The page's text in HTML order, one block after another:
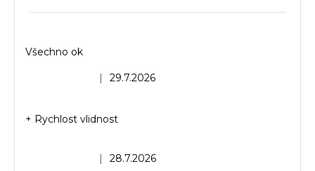
Hodnocení obchodu je 5 z 5 hvězdiček.
| 29.7.2026
Všechno ok
Hodnocení obchodu je 5 z 5 hvězdiček.
| 28.7.2026
+ Rychlost vlidnost